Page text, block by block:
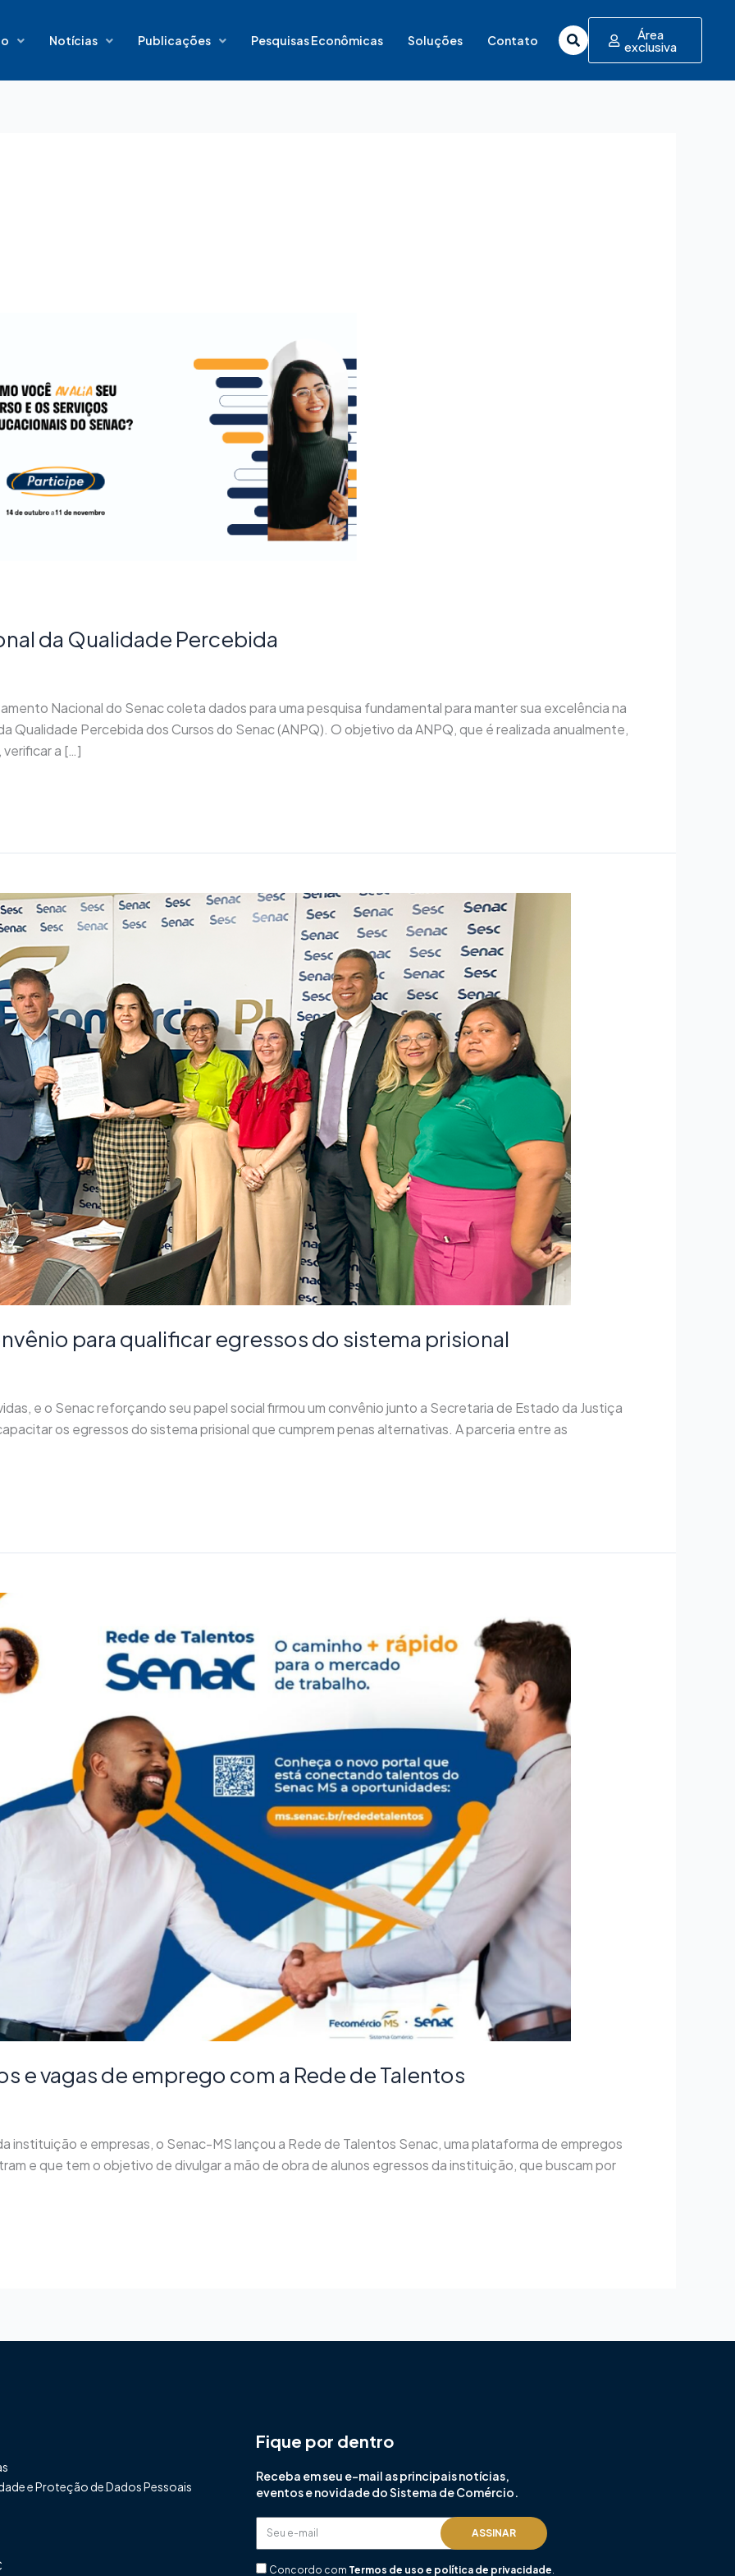
Notícias Publicações Pesquisas Econômicas Soluções Contato Área
exclusiva
da Qualidade Percebida
Nacional do Senac coleta dados para uma pesquisa fundamental para manter sua excelência na
Qualidade Percebida dos Cursos do Senac (ANPQ). O objetivo da ANPQ, que é realizada anualmente,
a […]
para qualificar egressos do sistema prisional
e o Senac reforçando seu papel social firmou um convênio junto a Secretaria de Estado da Justiça
os egressos do sistema prisional que cumprem penas alternativas. A parceria entre as
e vagas de emprego com a Rede de Talentos
instituição e empresas, o Senac-MS lançou a Rede de Talentos Senac, uma plataforma de empregos
e que tem o objetivo de divulgar a mão de obra de alunos egressos da instituição, que buscam por
e Proteção de Dados Pessoais
Fique por dentro
Receba em seu e-mail as principais notícias,
eventos e novidade do Sistema de Comércio.
Seu
e-
mail
ASSINAR
Concordo com Termos de uso e política de privacidade